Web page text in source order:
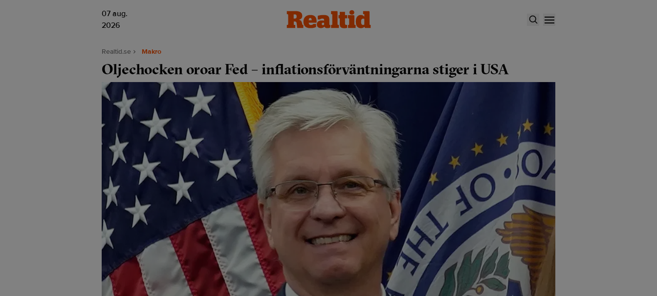
07 aug.
2026
Realtid.se Makro
Oljechocken oroar Fed – inflationsförväntningarna stiger i USA